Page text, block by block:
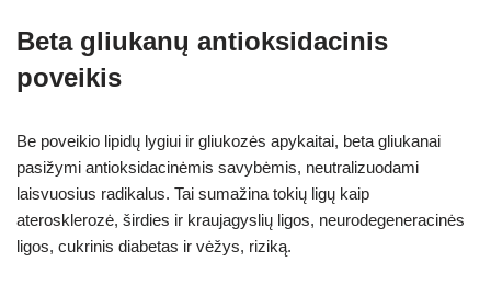
Beta gliukanų antioksidacinis
poveikis
Be poveikio lipidų lygiui ir gliukozės apykaitai, beta gliukanai
pasižymi antioksidacinėmis savybėmis, neutralizuodami
laisvuosius radikalus. Tai sumažina tokių ligų kaip
aterosklerozė, širdies ir kraujagyslių ligos, neurodegeneracinės
ligos, cukrinis diabetas ir vėžys, riziką.